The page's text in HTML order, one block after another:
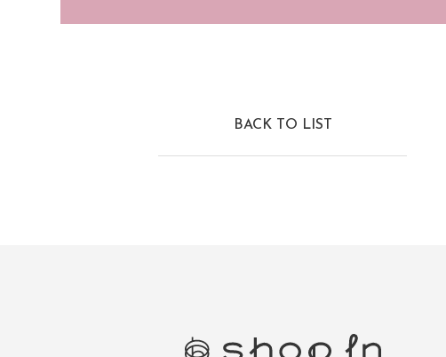
BACK TO LIST